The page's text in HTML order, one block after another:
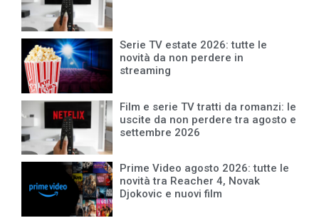
Serie TV estate 2026: tutte le
novità da non perdere in
streaming
Film e serie TV tratti da romanzi: le
uscite da non perdere tra agosto e
settembre 2026
Prime Video agosto 2026: tutte le
novità tra Reacher 4, Novak
Djokovic e nuovi film